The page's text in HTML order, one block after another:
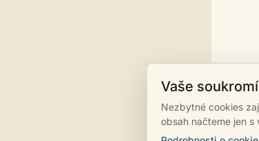
Vaše
Nezbytné cookies
obsah načteme jen s